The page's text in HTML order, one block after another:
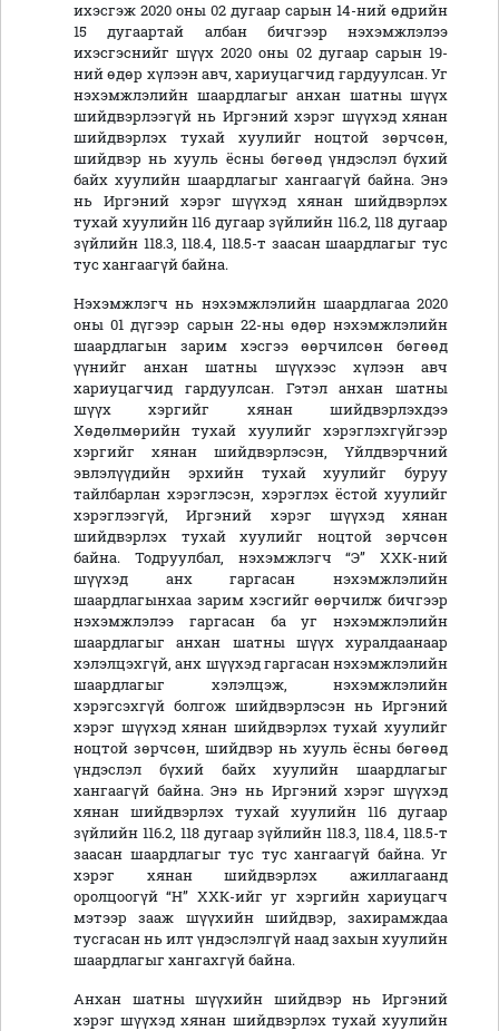
ихэсгэж 2020 оны 02 дугаар сарын 14-ний өдрийн
15 дугаартай албан бичгээр нэхэмжлэлээ
ихэсгэснийг шүүх 2020 оны 02 дугаар сарын 19-
ний өдөр хүлээн авч, хариуцагчид гардуулсан. Уг
нэхэмжлэлийн шаардлагыг анхан шатны шүүх
шийдвэрлээгүй нь Иргэний хэрэг шүүхэд хянан
шийдвэрлэх тухай хуулийг ноцтой зөрчсөн,
шийдвэр нь хууль ёсны бөгөөд үндэслэл бүхий
байх хуулийн шаардлагыг хангаагүй байна. Энэ
нь Иргэний хэрэг шүүхэд хянан шийдвэрлэх
тухай хуулийн 116 дугаар зүйлийн 116.2, 118 дугаар
зүйлийн 118.3, 118.4, 118.5-т заасан шаардлагыг тус
тус хангаагүй байна.
Нэхэмжлэгч нь нэхэмжлэлийн шаардлагаа 2020
оны 01 дүгээр сарын 22-ны өдөр нэхэмжлэлийн
шаардлагын зарим хэсгээ өөрчилсөн бөгөөд
үүнийг анхан шатны шүүхээс хүлээн авч
хариуцагчид гардуулсан. Гэтэл анхан шатны
шүүх хэргийг хянан шийдвэрлэхдээ
Хөдөлмөрийн тухай хуулийг хэрэглэхгүйгээр
хэргийг хянан шийдвэрлэсэн, Үйлдвэрчний
эвлэлүүдийн эрхийн тухай хуулийг буруу
тайлбарлан хэрэглэсэн, хэрэглэх ёстой хуулийг
хэрэглээгүй, Иргэний хэрэг шүүхэд хянан
шийдвэрлэх тухай хуулийг ноцтой зөрчсөн
байна. Тодруулбал, нэхэмжлэгч “Э” ХХК-ний
шүүхэд анх гаргасан нэхэмжлэлийн
шаардлагынхаа зарим хэсгийг өөрчилж бичгээр
нэхэмжлэлээ гаргасан ба уг нэхэмжлэлийн
шаардлагыг анхан шатны шүүх хуралдаанаар
хэлэлцэхгүй, анх шүүхэд гаргасан нэхэмжлэлийн
шаардлагыг хэлэлцэж, нэхэмжлэлийн
хэрэгсэхгүй болгож шийдвэрлэсэн нь Иргэний
хэрэг шүүхэд хянан шийдвэрлэх тухай хуулийг
ноцтой зөрчсөн, шийдвэр нь хууль ёсны бөгөөд
үндэслэл бүхий байх хуулийн шаардлагыг
хангаагүй байна. Энэ нь Иргэний хэрэг шүүхэд
хянан шийдвэрлэх тухай хуулийн 116 дугаар
зүйлийн 116.2, 118 дугаар зүйлийн 118.3, 118.4, 118.5-т
заасан шаардлагыг тус тус хангаагүй байна. Уг
хэрэг хянан шийдвэрлэх ажиллагаанд
оролцоогүй “Н” ХХК-ийг уг хэргийн хариуцагч
мэтээр зааж шүүхийн шийдвэр, захирамждаа
тусгасан нь илт үндэслэлгүй наад захын хуулийн
шаардлагыг хангахгүй байна.
Анхан шатны шүүхийн шийдвэр нь Иргэний
хэрэг шүүхэд хянан шийдвэрлэх тухай хуулийн